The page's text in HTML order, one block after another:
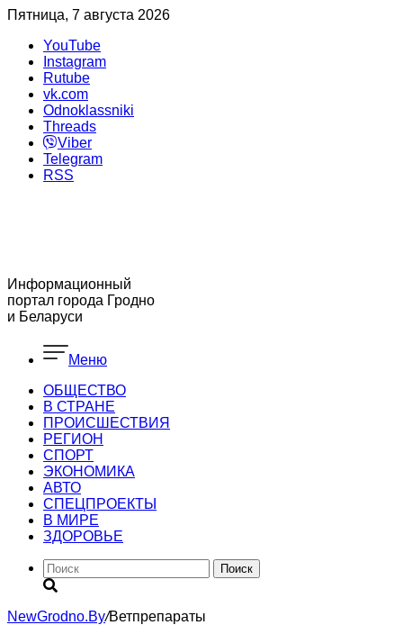
Пятница, 7 августа 2026
YouTube
Instagram
Rutube
vk.com
Odnoklassniki
Threads
Viber
Telegram
RSS
Информационный
портал города Гродно
и Беларуси
Меню
ОБЩЕСТВО
В СТРАНЕ
ПРОИСШЕСТВИЯ
РЕГИОН
CПОРТ
ЭКОНОМИКА
АВТО
СПЕЦПРОЕКТЫ
В МИРЕ
ЗДОРОВЬЕ
Поиск
NewGrodno.By/Ветпрепараты